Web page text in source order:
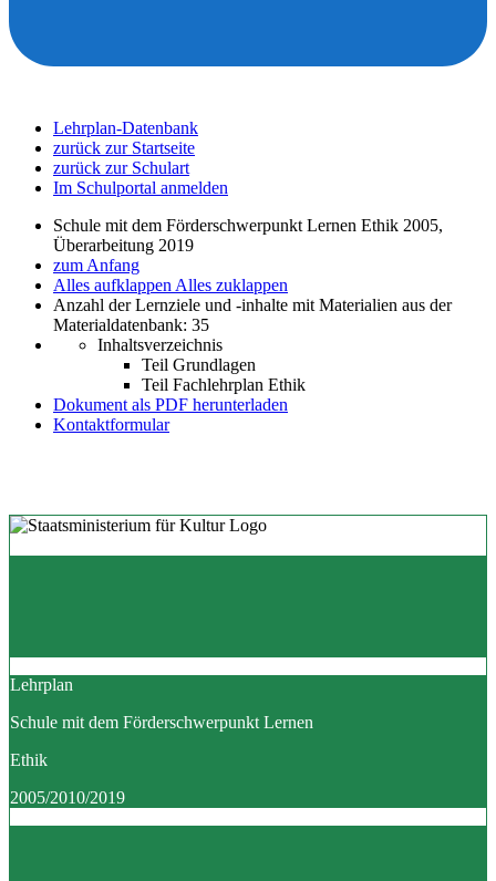
Lehrplan-Datenbank
zurück zur Startseite
zurück zur Schulart
Im Schulportal anmelden
Schule mit dem Förderschwerpunkt Lernen Ethik 2005,
Überarbeitung 2019
zum Anfang
Alles aufklappen Alles zuklappen
Anzahl der Lernziele und -inhalte mit Materialien aus der
Materialdatenbank: 35
Inhaltsverzeichnis
Teil Grundlagen
Teil Fachlehrplan Ethik
Dokument als PDF herunterladen
Kontaktformular
Lehrplan
Schule mit dem Förderschwerpunkt Lernen
Ethik
2005/2010/2019